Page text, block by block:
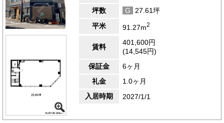
坪数
G
27.61坪
平米
91.27m2
賃料
401,600円
(14,545円)
保証金
6ヶ月
礼金
1.0ヶ月
入居時期
2027/1/1